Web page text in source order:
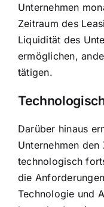
Unternehmen
Zeitraum des
Liquidität des
ermöglichen,
tätigen.
Darüber hinaus
Unternehmen
technologisch
die
Technologie und